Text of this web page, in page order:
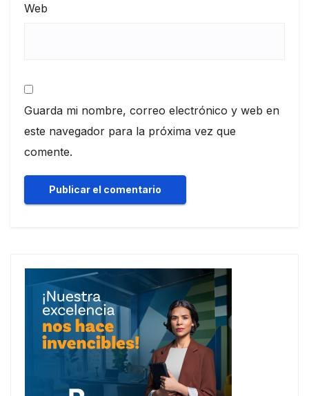
Web
Guarda mi nombre, correo electrónico y web en
este navegador para la próxima vez que
comente.